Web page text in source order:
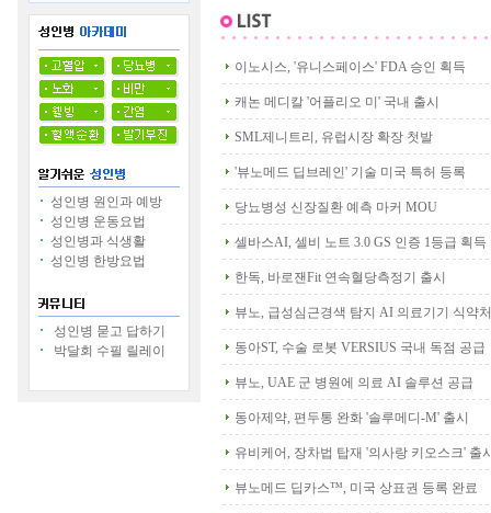
성인병 원인과 예방
성인병 운동요법
성인병과 식생활
성인병 한방요법
성인병 묻고 답하기
박달회 수필 릴레이
이노시스, '유니스페이스' FDA 승인 획득
캐논 메디칼 '어플리오 미' 국내 출시
SML제니트리, 유럽시장 확장 첫발
'뷰노메드 딥브레인' 기술 미국 특허 등록
당뇨병성 신장질환 예측 마커 MOU
셀바스AI, 셀비 노트 3.0 GS 인증 1등급 획득
한독, 바로잰Fit 연속혈당측정기 출시
뷰노, 급성심근경색 탐지 AI 의료기기 식약
동아ST, 수술 로봇 VERSIUS 국내 독점 공급
뷰노, UAE 군 병원에 의료 AI 솔루션 공급
동아제약, 편두통 완화 '솔루메디-M' 출시
유비케어, 장차법 탑재 '의사랑 키오스크' 출
뷰노메드 딥카스™, 미국 상표권 등록 완료